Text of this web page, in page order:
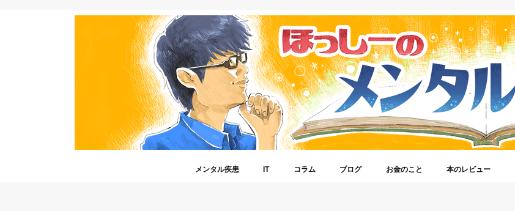
メンタル疾患 IT コラム ブログ お金のこと 本のレビュー